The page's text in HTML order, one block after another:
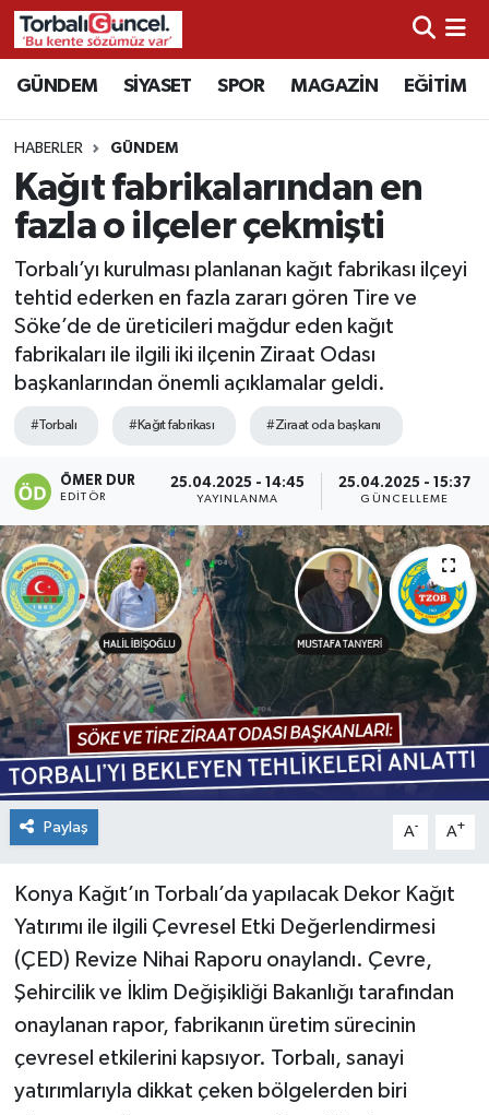
GÜNDEM SİYASET SPOR MAGAZİN EĞİTİM
HABERLER GÜNDEM
Kağıt fabrikalarından en
fazla o ilçeler çekmişti
Torbalı’yı kurulması planlanan kağıt fabrikası ilçeyi
tehtid ederken en fazla zararı gören Tire ve
Söke’de de üreticileri mağdur eden kağıt
fabrikaları ile ilgili iki ilçenin Ziraat Odası
başkanlarından önemli açıklamalar geldi.
#Torbalı #Kağıt fabrikası #Ziraat oda başkanı
ÖMER DUR
EDITÖR
25.04.2025 - 14:45
YAYINLANMA
25.04.2025 - 15:37
GÜNCELLEME
Paylaş A- A+
Konya Kağıt’ın Torbalı’da yapılacak Dekor Kağıt
Yatırımı ile ilgili Çevresel Etki Değerlendirmesi
(ÇED) Revize Nihai Raporu onaylandı. Çevre,
Şehircilik ve İklim Değişikliği Bakanlığı tarafından
onaylanan rapor, fabrikanın üretim sürecinin
çevresel etkilerini kapsıyor. Torbalı, sanayi
yatırımlarıyla dikkat çeken bölgelerden biri
İzmir Nöbetçi Eczaneler
İzmir Hava Durumu
İzmir Namaz Vakitleri
İzmir Trafik Yoğunluk Haritası
Süper Lig Puan Durumu ve Fikstür
Tüm Manşetler
Son Dakika Haberleri
Haber Arşivi